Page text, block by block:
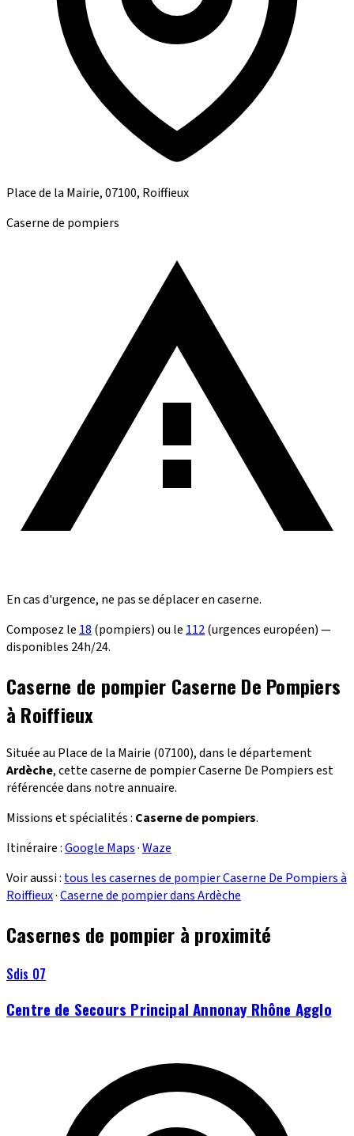
Place de la Mairie, 07100, Roiffieux
Caserne de pompiers
En cas d'urgence, ne pas se déplacer en caserne.
Composez le 18 (pompiers) ou le 112(urgences européen) —
disponibles 24h/24.
Caserne de pompier Caserne De Pompiers
à Roiffieux
Située au Place de la Mairie (07100), dans le département
Ardèche, cette caserne de pompier Caserne De Pompiers est
référencée dans notre annuaire.
Missions et spécialités : Caserne de pompiers.
Itinéraire :Google Maps·Waze
Voir aussi : tous les casernes de pompier Caserne De Pompiers à
Roiffieux·Caserne de pompier dans Ardèche
Casernes de pompier à proximité
Sdis 07
Centre de Secours Principal Annonay Rhône Agglo